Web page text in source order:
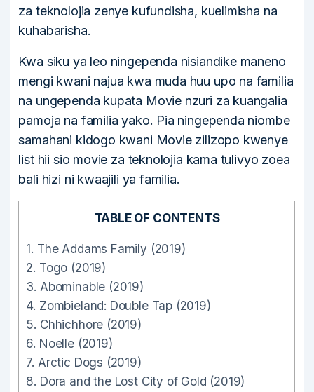
za teknolojia zenye kufundisha, kuelimisha na
kuhabarisha.
Kwa siku ya leo ningependa nisiandike maneno
mengi kwani najua kwa muda huu upo na familia
na ungependa kupata Movie nzuri za kuangalia
pamoja na familia yako. Pia ningependa niombe
samahani kidogo kwani Movie zilizopo kwenye
list hii sio movie za teknolojia kama tulivyo zoea
bali hizi ni kwaajili ya familia.
TABLE OF CONTENTS
1. The Addams Family (2019)
2. Togo (2019)
3. Abominable (2019)
4. Zombieland: Double Tap (2019)
5. Chhichhore (2019)
6. Noelle (2019)
7. Arctic Dogs (2019)
8. Dora and the Lost City of Gold (2019)